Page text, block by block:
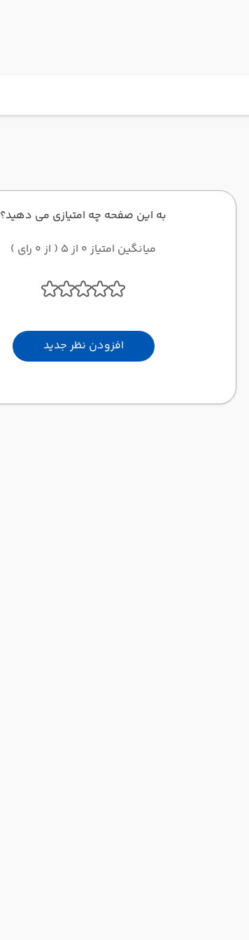
به این صفحه چه امتیازی می دهید؟
میانگین امتیاز 0 از 5 ( از 0 رای )
افزودن نظر جدید